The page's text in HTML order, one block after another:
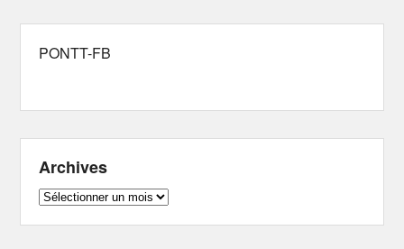
PONTT-FB
Archives
Archives